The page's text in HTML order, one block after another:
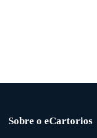
Sobre o eCartorios